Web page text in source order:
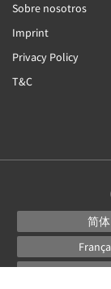
Sobre nosotros
Imprint
Privacy Policy
T&C
简体